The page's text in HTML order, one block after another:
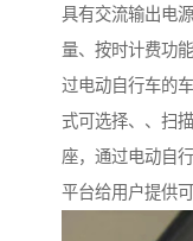
具有交流输出电
量、按时计费功
过电动自行车的
式可选择、、扫
座，通过电动自
平台给用户提供